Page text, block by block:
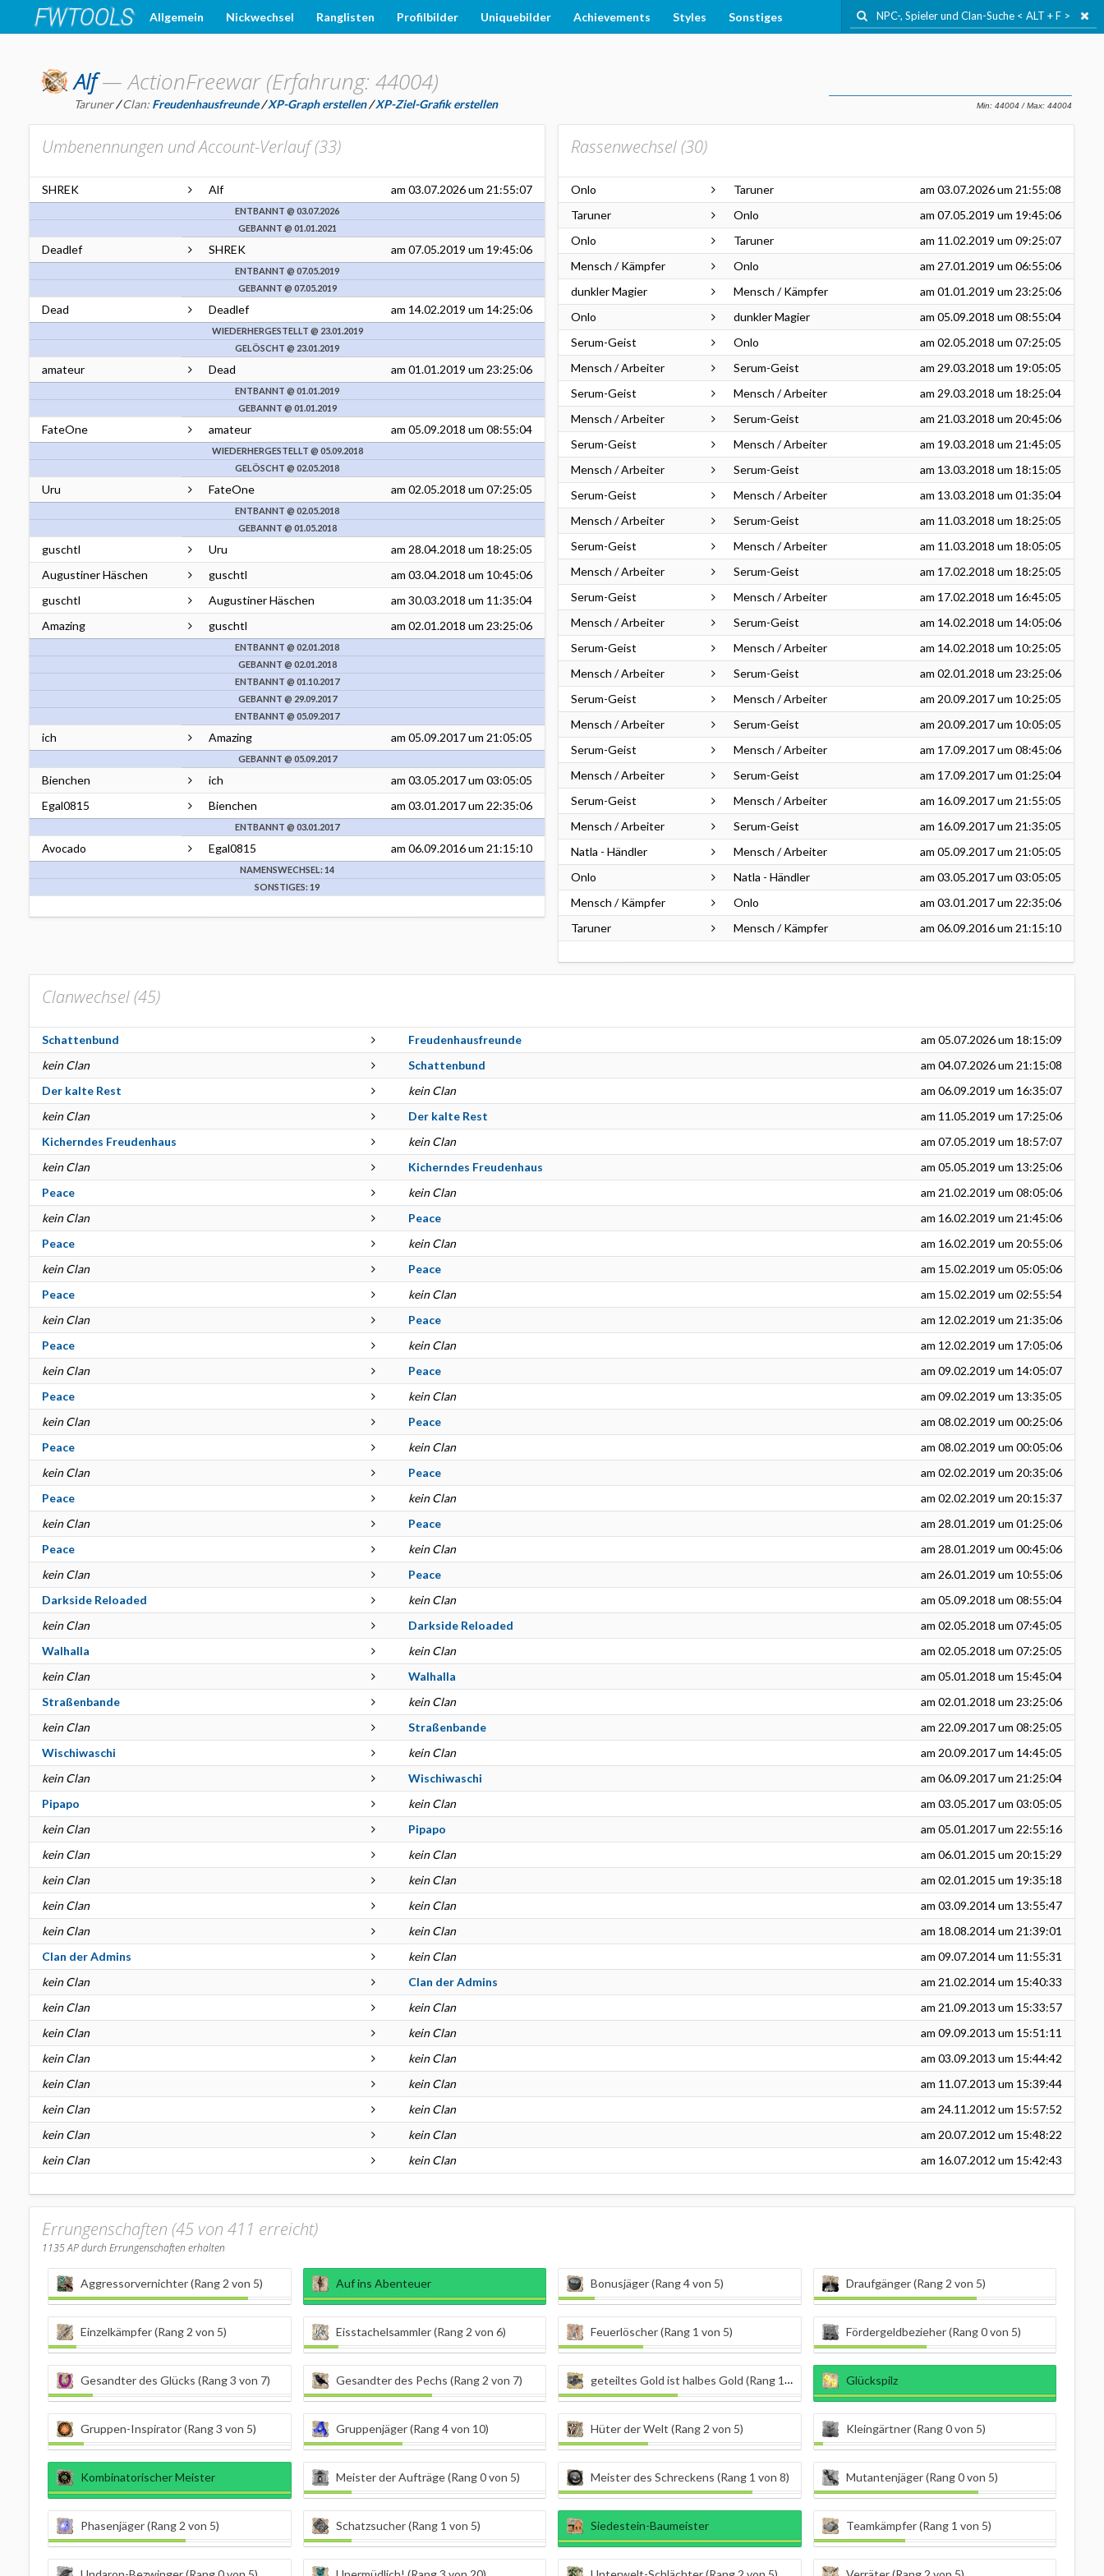
Allgemein Nickwechsel Ranglisten Profilbilder Uniquebilder Achievements Styles Sonstiges
Alf —ActionFreewar (Erfahrung: 44004)
Taruner/Clan: Freudenhausfreunde /XP-Graph erstellen/XP-Ziel-Grafik erstellen
Umbenennungen und Account-Verlauf (33)
SHREK Alf am 03.07.2026um 21:55:07
ENTBANNT @ 03.07.2026
GEBANNT @ 01.01.2021
Deadlef SHREK am 07.05.2019 um 19:45:06
ENTBANNT @ 07.05.2019
GEBANNT @ 07.05.2019
Dead Deadlef am 14.02.2019 um 14:25:06
WIEDERHERGESTELLT @ 23.01.2019
GELÖSCHT @ 23.01.2019
amateur Dead am 01.01.2019 um 23:25:06
ENTBANNT @ 01.01.2019
GEBANNT @ 01.01.2019
FateOne amateur am 05.09.2018 um 08:55:04
WIEDERHERGESTELLT @ 05.09.2018
GELÖSCHT @ 02.05.2018
Uru FateOne am 02.05.2018 um 07:25:05
ENTBANNT @ 02.05.2018
GEBANNT @ 01.05.2018
guschtl Uru am 28.04.2018 um 18:25:05
Augustiner Häschen
guschtl am 03.04.2018 um 10:45:06
guschtl
Augustiner Häschen am 30.03.2018 um 11:35:04
Amazing
guschtl am 02.01.2018 um 23:25:06
ENTBANNT @ 02.01.2018
GEBANNT @ 02.01.2018
ENTBANNT @ 01.10.2017
GEBANNT @ 29.09.2017
ENTBANNT @ 05.09.2017
ich Amazing am 05.09.2017um 21:05:05
GEBANNT @ 05.09.2017
Bienchen ich am 03.05.2017um 03:05:05
Egal0815
Bienchen am 03.01.2017um 22:35:06
ENTBANNT @ 03.01.2017
Avocado Egal0815 am 06.09.2016um 21:15:10
NAMENSWECHSEL: 14
SONSTIGES: 19
Rassenwechsel (30)
Onlo Taruner am 03.07.2026um 21:55:08
Taruner
Onlo am 07.05.2019 um 19:45:06
Onlo
Taruner am 11.02.2019 um 09:25:07
Mensch / Kämpfer
Onlo am 27.01.2019 um 06:55:06
dunkler Magier
Mensch / Kämpfer am 01.01.2019 um 23:25:06
Onlo
dunkler Magier am 05.09.2018 um 08:55:04
Serum-Geist
Onlo am 02.05.2018 um 07:25:05
Mensch / Arbeiter
Serum-Geist am 29.03.2018 um 19:05:05
Serum-Geist
Mensch / Arbeiter am 29.03.2018 um 18:25:04
Mensch / Arbeiter
Serum-Geist am 21.03.2018 um 20:45:06
Serum-Geist
Mensch / Arbeiter am 19.03.2018 um 21:45:05
Mensch / Arbeiter
Serum-Geist am 13.03.2018 um 18:15:05
Serum-Geist
Mensch / Arbeiter am 13.03.2018 um 01:35:04
Mensch / Arbeiter
Serum-Geist am 11.03.2018 um 18:25:05
Serum-Geist
Mensch / Arbeiter am 11.03.2018 um 18:05:05
Mensch / Arbeiter
Serum-Geist am 17.02.2018 um 18:25:05
Serum-Geist
Mensch / Arbeiter am 17.02.2018 um 16:45:05
Mensch / Arbeiter
Serum-Geist am 14.02.2018 um 14:05:06
Serum-Geist
Mensch / Arbeiter am 14.02.2018 um 10:25:05
Mensch / Arbeiter
Serum-Geist am 02.01.2018 um 23:25:06
Serum-Geist
Mensch / Arbeiter am 20.09.2017um 10:25:05
Mensch / Arbeiter
Serum-Geist am 20.09.2017um 10:05:05
Serum-Geist
Mensch / Arbeiter am 17.09.2017um 08:45:06
Mensch / Arbeiter
Serum-Geist am 17.09.2017um 01:25:04
Serum-Geist
Mensch / Arbeiter am 16.09.2017um 21:55:05
Mensch / Arbeiter
Serum-Geist am 16.09.2017um 21:35:05
Natla - Händler
Mensch / Arbeiter am 05.09.2017um 21:05:05
Onlo
Natla - Händler am 03.05.2017um 03:05:05
Mensch / Kämpfer
Onlo am 03.01.2017um 22:35:06
Taruner
Mensch / Kämpfer am 06.09.2016um 21:15:10
Clanwechsel (45)
Schattenbund Freudenhausfreunde am 05.07.2026um 18:15:09
kein Clan
Schattenbund am 04.07.2026um 21:15:08
Der kalte Rest
kein Clan am 06.09.2019 um 16:35:07
kein Clan
Der kalte Rest am 11.05.2019 um 17:25:06
Kicherndes Freudenhaus
kein Clan am 07.05.2019 um 18:57:07
kein Clan
Kicherndes Freudenhaus am 05.05.2019 um 13:25:06
Peace
kein Clan am 21.02.2019 um 08:05:06
kein Clan
Peace am 16.02.2019 um 21:45:06
Peace
kein Clan am 16.02.2019 um 20:55:06
kein Clan
Peace am 15.02.2019 um 05:05:06
Peace
kein Clan am 15.02.2019 um 02:55:54
kein Clan
Peace am 12.02.2019 um 21:35:06
Peace
kein Clan am 12.02.2019 um 17:05:06
kein Clan
Peace am 09.02.2019 um 14:05:07
Peace
kein Clan am 09.02.2019 um 13:35:05
kein Clan
Peace am 08.02.2019 um 00:25:06
Peace
kein Clan am 08.02.2019 um 00:05:06
kein Clan
Peace am 02.02.2019 um 20:35:06
Peace
kein Clan am 02.02.2019 um 20:15:37
kein Clan
Peace am 28.01.2019 um 01:25:06
Peace
kein Clan am 28.01.2019 um 00:45:06
kein Clan
Peace am 26.01.2019 um 10:55:06
Darkside Reloaded
kein Clan am 05.09.2018 um 08:55:04
kein Clan
Darkside Reloaded am 02.05.2018 um 07:45:05
Walhalla
kein Clan am 02.05.2018 um 07:25:05
kein Clan
Walhalla am 05.01.2018 um 15:45:04
Straßenbande
kein Clan am 02.01.2018 um 23:25:06
kein Clan
Straßenbande am 22.09.2017um 08:25:05
Wischiwaschi
kein Clan am 20.09.2017um 14:45:05
kein Clan
Wischiwaschi am 06.09.2017um 21:25:04
Pipapo
kein Clan am 03.05.2017um 03:05:05
kein Clan
Pipapo am 05.01.2017um 22:55:16
kein Clan
kein Clan am 06.01.2015 um 20:15:29
kein Clan
kein Clan am 02.01.2015 um 19:35:18
kein Clan
kein Clan am 03.09.2014um 13:55:47
kein Clan
kein Clan am 18.08.2014um 21:39:01
Clan der Admins
kein Clan am 09.07.2014um 11:55:31
kein Clan
Clan der Admins am 21.02.2014um 15:40:33
kein Clan
kein Clan am 21.09.2013 um 15:33:57
kein Clan
kein Clan am 09.09.2013 um 15:51:11
kein Clan
kein Clan am 03.09.2013 um 15:44:42
kein Clan
kein Clan am 11.07.2013 um 15:39:44
kein Clan
kein Clan am 24.11.2012 um 15:57:52
kein Clan
kein Clan am 20.07.2012 um 15:48:22
kein Clan
kein Clan am 16.07.2012 um 15:42:43
Errungenschaften (45 von 411 erreicht)
1135AP durch Errungenschaften erhalten
Aggressorvernichter (Rang 2 von 5) Auf ins Abenteuer Bonusjäger (Rang 4 von 5) Draufgänger (Rang 2 von 5)
Einzelkämpfer (Rang 2 von 5) Eisstachelsammler (Rang 2 von 6) Feuerlöscher (Rang 1 von 5) Fördergeldbezieher (Rang 0 von 5)
Gesandter des Glücks (Rang 3 von 7) Gesandter des Pechs (Rang 2 von 7) geteiltes Gold ist halbes Gold (Rang 1 von 9) Glückspilz
Gruppen-Inspirator (Rang 3 von 5) Gruppenjäger (Rang 4 von 10) Hüter der Welt (Rang 2 von 5) Kleingärtner (Rang 0 von 5)
Kombinatorischer Meister Meister der Aufträge (Rang 0 von 5) Meister des Schreckens (Rang 1 von 8) Mutantenjäger (Rang 0 von 5)
Phasenjäger (Rang 2 von 5) Schatzsucher (Rang 1 von 5) Siedestein-Baumeister Teamkämpfer (Rang 1 von 5)